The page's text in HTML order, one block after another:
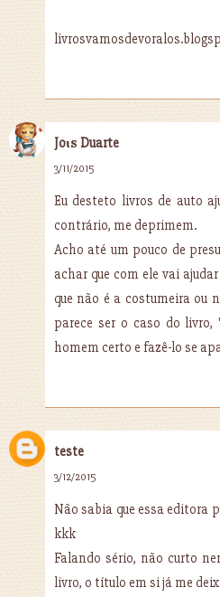
Joιѕ Duarte
3/11/2015
Eu desteto livros de auto
contrário, me deprimem.
Acho até um pouco de
achar que com ele vai
que não é a costumeira ou
parece ser o caso do
homem certo e fazê-lo se
teste
3/12/2015
Não sabia que essa editora
kkk
Falando sério, não curto
livro, o título em si já me